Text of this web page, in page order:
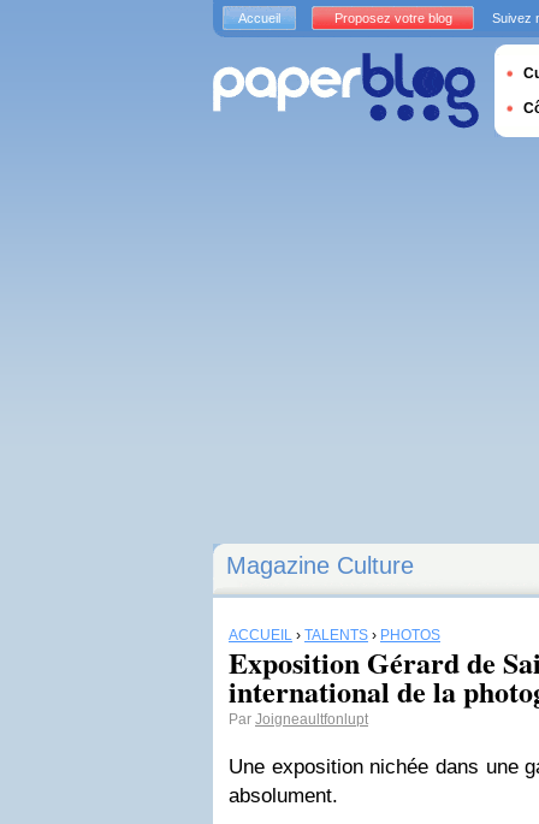
Magazine Culture
ACCUEIL › TALENTS › PHOTOS
Exposition Gérard de
international de la
Par Joigneaultfonlupt
Une exposition nichée dans une
absolument.
Accueil Proposez votre blog Suivez